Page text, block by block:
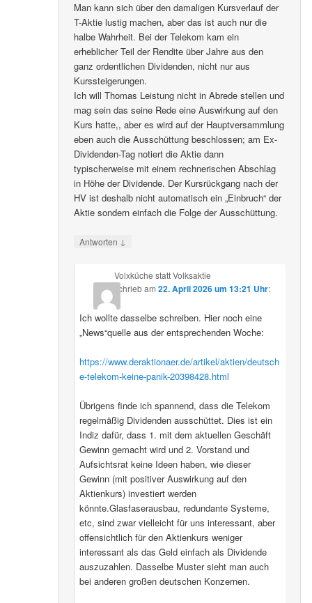
Man kann sich über den damaligen Kursverlauf der
T-Aktie lustig machen, aber das ist auch nur die
halbe Wahrheit. Bei der Telekom kam ein
erheblicher Teil der Rendite über Jahre aus den
ganz ordentlichen Dividenden, nicht nur aus
Kurssteigerungen.
Ich will Thomas Leistung nicht in Abrede stellen und
mag sein das seine Rede eine Auswirkung auf den
Kurs hatte,, aber es wird auf der Hauptversammlung
eben auch die Ausschüttung beschlossen; am Ex-
Dividenden-Tag notiert die Aktie dann
typischerweise mit einem rechnerischen Abschlag
in Höhe der Dividende. Der Kursrückgang nach der
HV ist deshalb nicht automatisch ein „Einbruch“ der
Aktie sondern einfach die Folge der Ausschüttung.
Antworten ↓
Volxküche statt Volksaktie
schriebam 22. April 2026 um 13:21 Uhr:
Ich wollte dasselbe schreiben. Hier noch eine
„News“quelle aus der entsprechenden Woche:
https://www.deraktionaer.de/artikel/aktien/deutsch
e-telekom-keine-panik-20398428.html
Übrigens finde ich spannend, dass die Telekom
regelmäßig Dividenden ausschüttet. Dies ist ein
Indiz dafür, dass 1. mit dem aktuellen Geschäft
Gewinn gemacht wird und 2. Vorstand und
Aufsichtsrat keine Ideen haben, wie dieser
Gewinn (mit positiver Auswirkung auf den
Aktienkurs) investiert werden
könnte.Glasfaserausbau, redundante Systeme,
etc, sind zwar vielleicht für uns interessant, aber
offensichtlich für den Aktienkurs weniger
interessant als das Geld einfach als Dividende
auszuzahlen. Dasselbe Muster sieht man auch
bei anderen großen deutschen Konzernen.